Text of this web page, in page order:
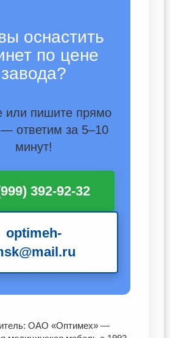
оснастить
по цене
завода?
или пишите прямо
ответим за 5–10
минут!
392-92-32
optimeh-
ОАО «Оптимех» —